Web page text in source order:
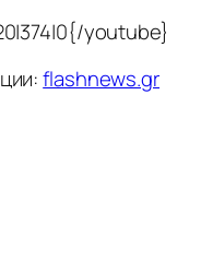
youtube}
flashnews.gr